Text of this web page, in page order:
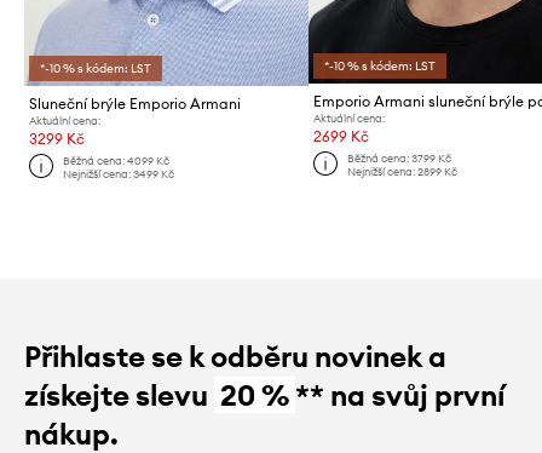
*-10 % s kódem: LST
Sluneční brýle Emporio Armani
Aktuální cena:
3299 Kč
Běžná cena:4099 Kč
Nejnižší cena:3499 Kč
*-10 % s kódem: LST
Emporio Armani sluneční brýle
Aktuální cena:
2699 Kč
Běžná cena: 3799 Kč
Nejnižší cena: 2899 Kč
Přihlaste se k odběru novinek a
získejte slevu 20 %** na svůj první
nákup.